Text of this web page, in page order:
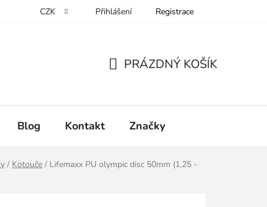
CZK Přihlášení Registrace
KOŠÍK
PRÁZDNÝ KOŠÍK
Blog Kontakt Značky
/ Kotouče / Lifemaxx PU olympic disc 50mm (1,25 -